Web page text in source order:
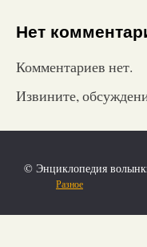
Нет
Комментариев нет.
Извините,
© Энциклопедия
Разное